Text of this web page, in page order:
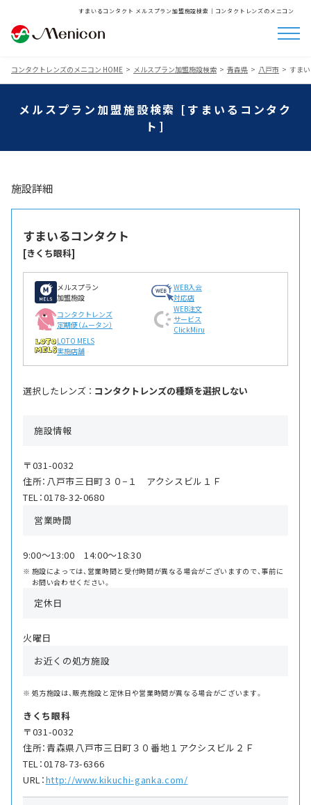
すまいるコンタクト メルスプラン加盟施設検索│コンタクトレンズのメニコン
コンタクトレンズのメニコン HOME メルスプラン加盟施設検索 青森県 八戸市 すま
メルスプラン加盟施設検索 [すまいるコンタク
ト]
施設詳細
すまいるコンタクト
[きくち眼科]
メルスプラン
加盟施設
WEB入会
対応店
コンタクトレンズ
定期便（ムータン）
WEB注文
サービス
ClickMiru
LOTO MELS
実施店舗
選択したレンズ ： コンタクトレンズの種類を選択しない
施設情報
〒031-0032
住所：八戸市三日町３０−１ アクシスビル１Ｆ
TEL：0178-32-0680
営業時間
9:00〜13:00 14:00〜18:30
施設によっては、営業時間と受付時間が異なる場合がございますので、事前に
お問い合わせください。
定休日
火曜日
お近くの処方施設
処方施設は、販売施設と定休日や営業時間が異なる場合がございます。
きくち眼科
〒031-0032
住所：青森県八戸市三日町３０番地１アクシスビル２Ｆ
TEL：0178-73-6366
URL：http://www.kikuchi-ganka.com/